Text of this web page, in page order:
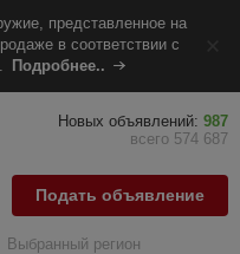
представленное на
в соответствии с
Подробнее..
Выбранный регион
Новых объявлений: 987
всего 574 687
Подать объявление